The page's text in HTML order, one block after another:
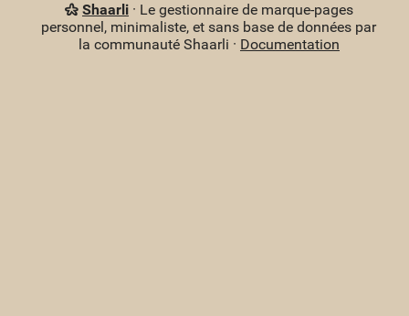
Shaarli· Le gestionnaire de marque-pages
personnel, minimaliste, et sans base de données par
la communauté Shaarli · Documentation